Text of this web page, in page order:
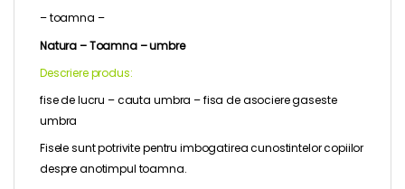
– toamna –
Natura – Toamna – umbre
Descriere produs:
fise de lucru – cauta umbra – fisa de asociere gaseste
umbra
Fisele sunt potrivite pentru imbogatirea cunostintelor copiilor
despre anotimpul toamna.